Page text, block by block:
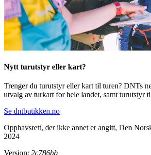
Nytt turutstyr eller kart?
Trenger du turutstyr eller kart til turen? DNTs
utvalg av turkart for hele landet, samt turutstyr
Se dntbutikken.no
Opphavsrett, der ikke annet er angitt, Den
2024
Versjon: 2c786bb